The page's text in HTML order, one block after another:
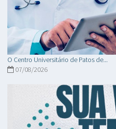
O Centro Universitário de Patos de...
07/08/2026